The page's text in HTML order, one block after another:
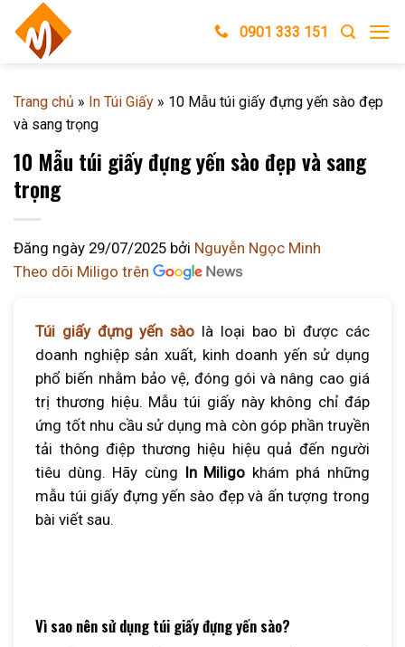
content
0901 333 151
Trang chủ » In Túi Giấy » 10 Mẫu túi giấy đựng yến sào đẹp
và sang trọng
10 Mẫu túi giấy đựng yến sào đẹp và sang
trọng
Đăng ngày 29/07/2025 bởi Nguyễn Ngọc Minh
Theo dõi Miligo trên
Túi giấy đựng yến sào là loại bao bì được các
doanh nghiệp sản xuất, kinh doanh yến sử dụng
phổ biến nhằm bảo vệ, đóng gói và nâng cao giá
trị thương hiệu. Mẫu túi giấy này không chỉ đáp
ứng tốt nhu cầu sử dụng mà còn góp phần truyền
tải thông điệp thương hiệu hiệu quả đến người
tiêu dùng. Hãy cùng In Miligo khám phá những
mẫu túi giấy đựng yến sào đẹp và ấn tượng trong
bài viết sau.
Vì sao nên sử dụng túi giấy đựng yến sào?